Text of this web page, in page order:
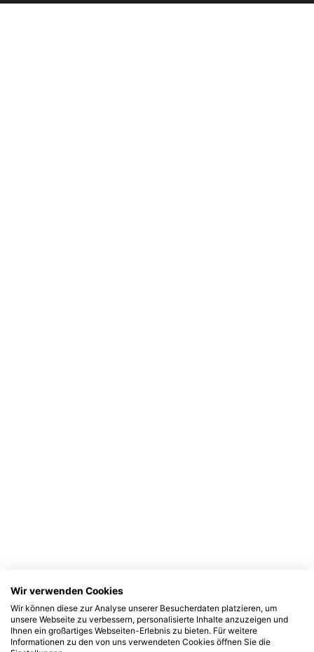
Wir verwenden Cookies
Wir können diese zur Analyse unserer Besucherdaten platzieren, um
unsere Webseite zu verbessern, personalisierte Inhalte anzuzeigen und
Ihnen ein großartiges Webseiten-Erlebnis zu bieten. Für weitere
Informationen zu den von uns verwendeten Cookies öffnen Sie die